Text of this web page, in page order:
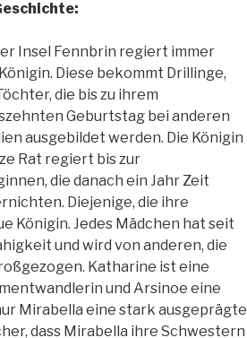
Insel Fennbrin regiert immer
Diese bekommt Drillinge,
die bis zu ihrem
Geburtstag bei anderen
ausgebildet werden. Die Königin
Rat regiert bis zur
die danach ein Jahr Zeit
Diejenige, die ihre
Königin. Jedes Mädchen hat seit
und wird von anderen, die
Katharine ist eine
und Arsinoe eine
Mirabella eine stark ausgeprägte
dass Mirabella ihre Schwestern